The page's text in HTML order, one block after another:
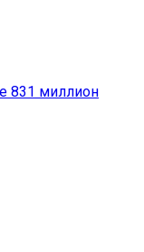
831 миллион